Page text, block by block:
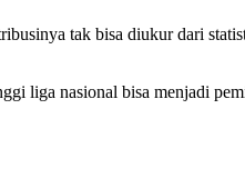
tak bisa diukur dari
liga nasional bisa menjadi